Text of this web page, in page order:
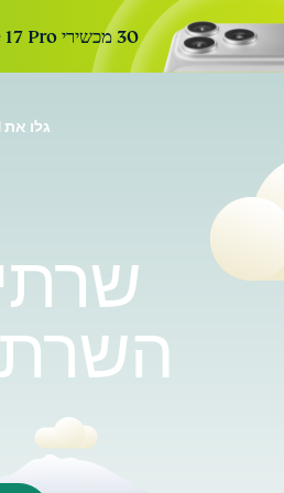
30 מכשירי iPhone 17 Pro חדשים. 30 ימים. הרשמה אחת כדי להשתתף. ההגרלה הבאה בעוד:
גלו את ExpressVPN